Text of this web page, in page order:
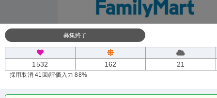
募集終了
1532 162 21
採用取消 41回/評価入力 88%